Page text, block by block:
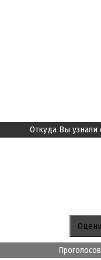
Откуда Вы узнали